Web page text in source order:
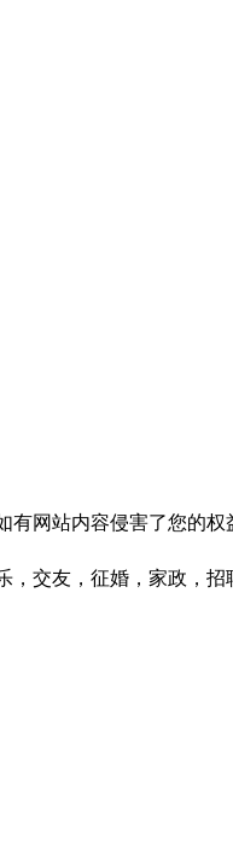
网站内容侵害了您的权
交友，征婚，家政，招